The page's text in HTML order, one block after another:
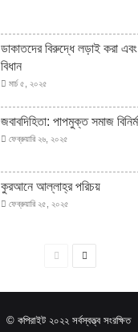
ডাকাতদের বিরুদ্ধে লড়াই করা
বিধান
মার্চ ৫, ২০২৫
জবাবদিহিতা: পাপমুক্ত সমাজ
ফেব্রুয়ারি ২৬, ২০২৫
কুরআনে আল্লাহ্‌র পরিচয়
ফেব্রুয়ারি ২৫, ২০২৫
পূর্বের
পরবর্তী
© কপিরাইট ২০২২ সর্বস্বত্ত্ব সংরক্ষিত